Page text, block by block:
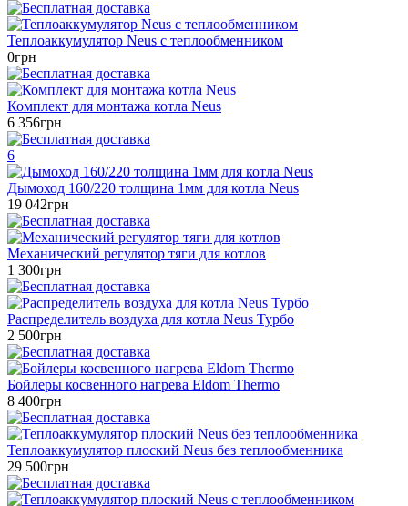
Теплоаккумулятор Neus c теплообменником
0грн
Комплект для монтажа котла Neus
6 356грн
6
Дымоход 160/220 толщина 1мм для котла Neus
19 042грн
Механический регулятор тяги для котлов
1 300грн
Распределитель воздуха для котла Neus Турбо
2 500грн
Бойлеры косвенного нагрева Eldom Thermo
8 400грн
Теплоаккумулятор плоский Neus без теплообменника
29 500грн